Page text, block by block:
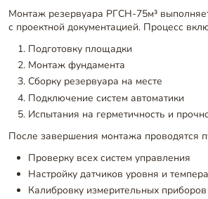
Монтаж резервуара РГСН-75м³
с проектной документацией. Процесс
Подготовку площадки
Монтаж фундамента
Сборку резервуара на месте
Подключение систем автоматики
Испытания на герметичность и
После завершения монтажа проводятся
Проверку всех систем управления
Настройку датчиков уровня и
Калибровку измерительных приборов